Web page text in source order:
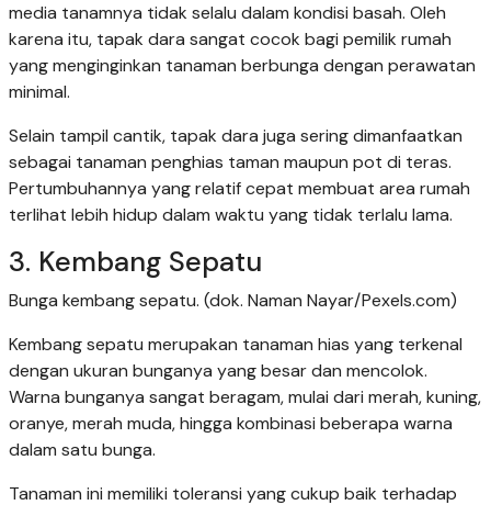
media tanamnya tidak selalu dalam kondisi basah. Oleh
karena itu, tapak dara sangat cocok bagi pemilik rumah
yang menginginkan tanaman berbunga dengan perawatan
minimal.
Selain tampil cantik, tapak dara juga sering dimanfaatkan
sebagai tanaman penghias taman maupun pot di teras.
Pertumbuhannya yang relatif cepat membuat area rumah
terlihat lebih hidup dalam waktu yang tidak terlalu lama.
3. Kembang Sepatu
Bunga kembang sepatu. (dok. Naman Nayar/Pexels.com)
Kembang sepatu merupakan tanaman hias yang terkenal
dengan ukuran bunganya yang besar dan mencolok.
Warna bunganya sangat beragam, mulai dari merah, kuning,
oranye, merah muda, hingga kombinasi beberapa warna
dalam satu bunga.
Tanaman ini memiliki toleransi yang cukup baik terhadap